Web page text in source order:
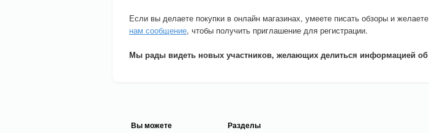
Если вы делаете покупки в онлайн магазинах, умеете писать обзоры и
нам сообщение, чтобы получить приглашение для регистрации.
Мы рады видеть новых участников, желающих делиться информацией об
Вы можете Разделы